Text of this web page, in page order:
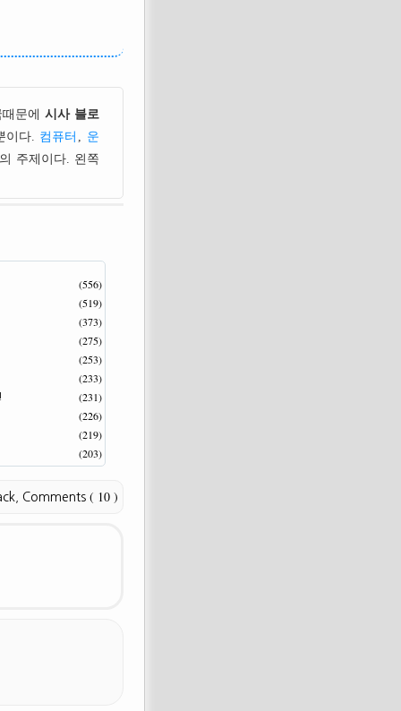
문에 시사 블로
이다. 컴퓨터 , 운
주제이다. 왼쪽
(556)
(519)
(373)
(275)
(253)
(233)
(231)
(226)
(219)
(203)
Comments ( 10 )